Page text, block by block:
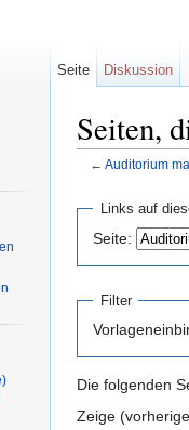
Seiten,
← Auditorium
Links auf
Seite:
Filter
Die folgenden
Zeige
Seite Diskussion